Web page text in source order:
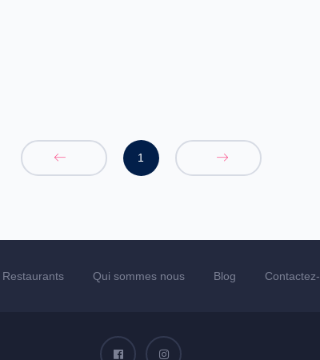
1
Restaurants Qui sommes nous Blog